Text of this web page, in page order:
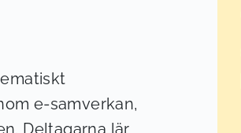
e-samverkan,
Deltagarna lär